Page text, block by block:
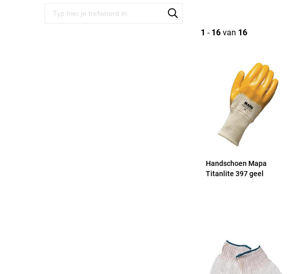
1 - 16 van 16
Handschoen Mapa
Titanlite 397 geel